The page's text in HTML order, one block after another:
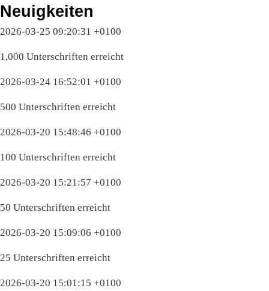
Neuigkeiten
2026-03-25 09:20:31 +0100
1,000 Unterschriften erreicht
2026-03-24 16:52:01 +0100
500 Unterschriften erreicht
2026-03-20 15:48:46 +0100
100 Unterschriften erreicht
2026-03-20 15:21:57 +0100
50 Unterschriften erreicht
2026-03-20 15:09:06 +0100
25 Unterschriften erreicht
2026-03-20 15:01:15 +0100